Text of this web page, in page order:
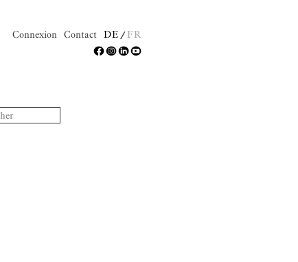
DE FR
Contact
Connexion